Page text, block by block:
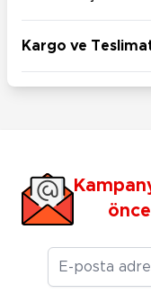
Kargo ve